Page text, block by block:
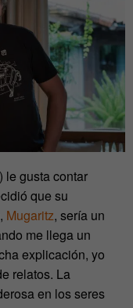
le gusta contar
que su
Mugaritz, sería un
me llega un
explicación, yo
relatos. La
en los seres